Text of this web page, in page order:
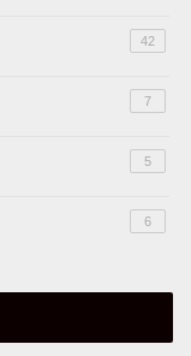
42
7
5
6